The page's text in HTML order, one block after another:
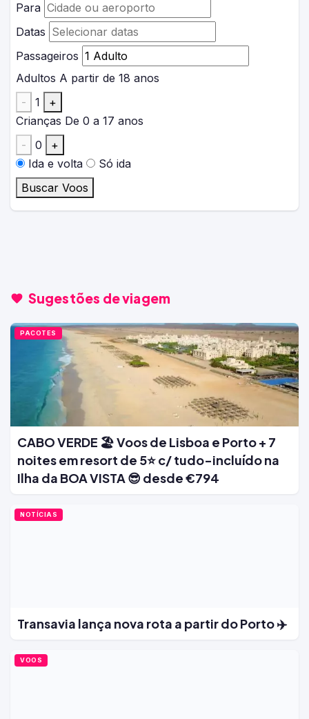
Para
Datas
Passageiros
Adultos A partir de 18 anos
-
1
+
Crianças De 0 a 17 anos
-
0
+
Ida e volta
Só ida
Buscar Voos
Sugestões de viagem
PACOTES
CABO VERDE 🏖️ Voos de Lisboa e Porto + 7
noites em resort de 5⭐ c/ tudo-incluído na
Ilha da BOA VISTA 😎 desde €794
NOTÍCIAS
Transavia lança nova rota a partir do Porto ✈️
VOOS